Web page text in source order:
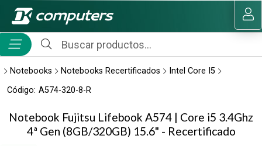
Compartir por email MI COMPRA
Notebooks Notebooks Recertificados
Intel Core I5
Código: A574-320-8-R
Notebook Fujitsu Lifebook A574 | Core i5 3.4Ghz
4ª Gen (8GB/320GB) 15.6" - Recertificado